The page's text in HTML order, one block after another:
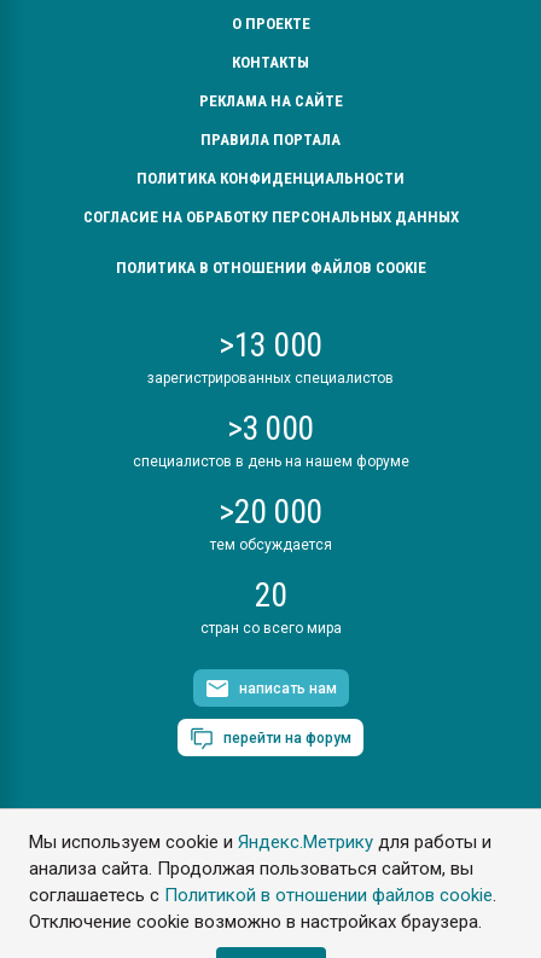
Мы используем cookie иЯндекс.Метрику для работы и
анализа сайта. Продолжая пользоваться сайтом, вы
соглашаетесь с Политикой в отношении файлов cookie.
Отключение cookie возможно в настройках браузера.
О ПРОЕКТЕ
КОНТАКТЫ
РЕКЛАМА НА САЙТЕ
ПРАВИЛА ПОРТАЛА
ПОЛИТИКА КОНФИДЕНЦИАЛЬНОСТИ
СОГЛАСИЕ НА ОБРАБОТКУ ПЕРСОНАЛЬНЫХ ДАННЫХ
ПОЛИТИКА В ОТНОШЕНИИ ФАЙЛОВ COOKIE
>13 000
зарегистрированных специалистов
>3 000
специалистов в день на нашем форуме
>20 000
тем обсуждается
20
стран со всего мира
написать нам
перейти на форум
ПластЭксперт © 2006. Все права защищены
Разрешается копирование материалов сайта с обязательной
ссылкой на www.e-plastic.ru
Разработка сайта